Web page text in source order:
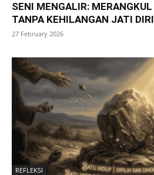
SENI MENGALIR:
TANPA KEHILANGAN JATI DIRI
27 February 2026
REFLEKSI